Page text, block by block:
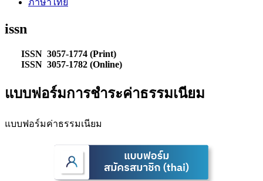
ภาษาไทย
issn
ISSN 3057-1774 (Print)
ISSN 3057-1782 (Online)
แบบฟอร์มการชำระค่าธรรมเนียม
แบบฟอร์มค่าธรรมเนียม